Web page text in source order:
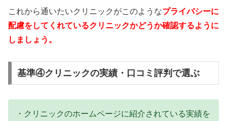
これから通いたいクリニックがこのようなプライバシーに
配慮をしてくれているクリニックかどうか確認するように
しましょう。
基準④クリニックの実績・口コミ評判で選ぶ
・クリニックのホームページに紹介されている実績を